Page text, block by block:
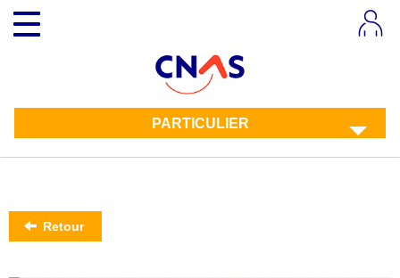
contenu
principal
Toggle
navigation
PARTICULIER
Retour